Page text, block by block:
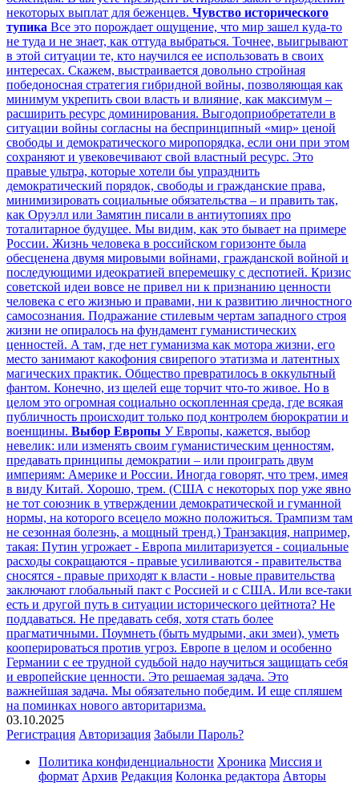
некоторых выплат для беженцев. Чувство исторического
тупика Все это порождает ощущение, что мир зашел куда-то
не туда и не знает, как оттуда выбраться. Точнее, выигрывают
в этой ситуации те, кто научился ее использовать в своих
интересах. Скажем, выстраивается довольно стройная
победоносная стратегия гибридной войны, позволяющая как
минимум укрепить свои власть и влияние, как максимум –
расширить ресурс доминирования. Выгодоприобретатели в
ситуации войны согласны на беспринципный «мир» ценой
свободы и демократического миропорядка, если они при этом
сохраняют и увековечивают свой властный ресурс. Это
правые ультра, которые хотели бы упразднить
демократический порядок, свободы и гражданские права,
минимизировать социальные обязательства – и править так,
как Оруэлл или Замятин писали в антиутопиях про
тоталитарное будущее. Мы видим, как это бывает на примере
России. Жизнь человека в российском горизонте была
обесценена двумя мировыми войнами, гражданской войной и
последующими идеократией вперемешку с деспотией. Кризис
советской идеи вовсе не привел ни к признанию ценности
человека с его жизнью и правами, ни к развитию личностного
самосознания. Подражание стилевым чертам западного строя
жизни не опиралось на фундамент гуманистических
ценностей. А там, где нет гуманизма как мотора жизни, его
место занимают какофония свирепого этатизма и латентных
магических практик. Общество превратилось в оккультный
фантом. Конечно, из щелей еще торчит что-то живое. Но в
целом это огромная социально оскопленная среда, где всякая
публичность происходит только под контролем бюрократии и
военщины. Выбор Европы У Европы, кажется, выбор
невелик: или изменять своим гуманистическим ценностям,
предавать принципы демократии – или проиграть двум
империям: Америке и России. Иногда говорят, что трем, имея
в виду Китай. Хорошо, трем. (США с некоторых пор уже явно
не тот союзник в утверждении демократической и гуманной
нормы, на которого всецело можно положиться. Трампизм там
не сезонная болезнь, а мощный тренд.) Транзакция, например,
такая: Путин угрожает - Европа милитаризуется - социальные
расходы сокращаются - правые усиливаются - правительства
сносятся - правые приходят к власти - новые правительства
заключают глобальный пакт с Россией и с США. Или все-таки
есть и другой путь в ситуации исторического цейтнота? Не
поддаваться. Не предавать себя, хотя стать более
прагматичными. Поумнеть (быть мудрыми, аки змеи), уметь
кооперироваться против угроз. Европе в целом и особенно
Германии с ее трудной судьбой надо научиться защищать себя
и европейские ценности. Это решаемая задача. Это
важнейшая задача. Мы обязательно победим. И еще спляшем
на поминках нового авторитаризма.
03.10.2025
Регистрация Авторизация Забыли Пароль?
Политика конфиденциальности Хроника Миссия и
формат Архив Редакция Колонка редактора Авторы